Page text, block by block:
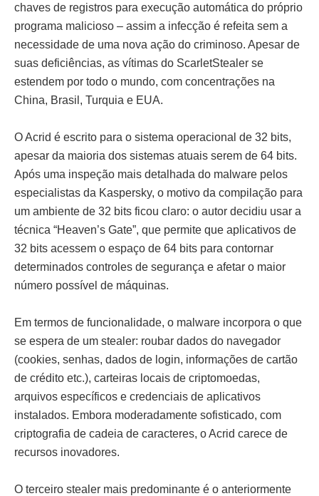
chaves de registros para execução automática do próprio
programa malicioso – assim a infecção é refeita sem a
necessidade de uma nova ação do criminoso. Apesar de
suas deficiências, as vítimas do ScarletStealer se
estendem por todo o mundo, com concentrações na
China, Brasil, Turquia e EUA.
O Acrid é escrito para o sistema operacional de 32 bits,
apesar da maioria dos sistemas atuais serem de 64 bits.
Após uma inspeção mais detalhada do malware pelos
especialistas da Kaspersky, o motivo da compilação para
um ambiente de 32 bits ficou claro: o autor decidiu usar a
técnica “Heaven’s Gate”, que permite que aplicativos de
32 bits acessem o espaço de 64 bits para contornar
determinados controles de segurança e afetar o maior
número possível de máquinas.
Em termos de funcionalidade, o malware incorpora o que
se espera de um stealer: roubar dados do navegador
(cookies, senhas, dados de login, informações de cartão
de crédito etc.), carteiras locais de criptomoedas,
arquivos específicos e credenciais de aplicativos
instalados. Embora moderadamente sofisticado, com
criptografia de cadeia de caracteres, o Acrid carece de
recursos inovadores.
O terceiro stealer mais predominante é o anteriormente